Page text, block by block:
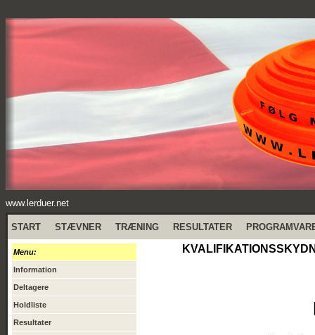
www.lerduer.net
START STÆVNER TRÆNING RESULTATER
Menu:
Information
Deltagere
Holdliste
Resultater